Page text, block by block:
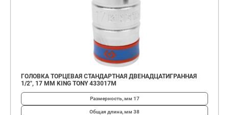
ГОЛОВКА ТОРЦЕВАЯ СТАНДАРТНАЯ ДВЕНАДЦАТИГРАННАЯ
1/2", 17 ММ KING TONY 433017M
Размерность, мм 17
Общая длина, мм 38